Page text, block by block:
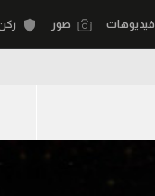
الكرة المصرية
فيديوهات صور